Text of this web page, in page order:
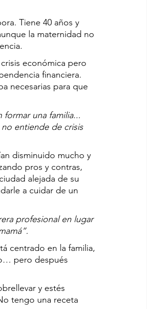
Tiene 40 años y
la maternidad no
económica pero
financiera.
necesarias para que
formar una familia...
entiende de crisis
disminuido mucho y
pros y contras,
alejada de su
a cuidar de un
profesional en lugar
centrado en la familia,
pero después
y estés
tengo una receta